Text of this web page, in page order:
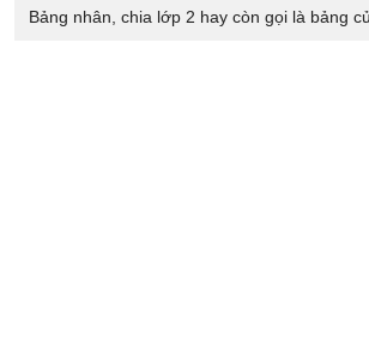
Bảng nhân, chia lớp 2 hay còn gọi là bảng